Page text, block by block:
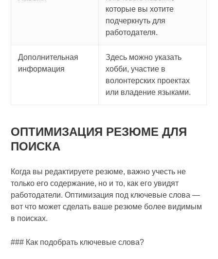
которые вы хотите
подчеркнуть для
работодателя.
Дополнительная
информация
Здесь можно указать
хобби, участие в
волонтерских проектах
или владение языками.
ОПТИМИЗАЦИЯ РЕЗЮМЕ ДЛЯ
ПОИСКА
Когда вы редактируете резюме, важно учесть не
только его содержание, но и то, как его увидят
работодатели. Оптимизация под ключевые слова —
вот что может сделать ваше резюме более видимым
в поисках.
### Как подобрать ключевые слова?